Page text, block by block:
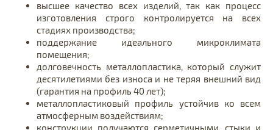
высшее качество всех изделий, так как процесс
изготовления строго контролируется на всех
стадиях производства;
поддержание идеального микроклимата
помещения;
долговечность металлопластика, который служит
десятилетиями без износа и не теряя внешний вид
(гарантия на профиль 40 лет);
металлопластиковый профиль устойчив ко всем
атмосферным воздействиям;